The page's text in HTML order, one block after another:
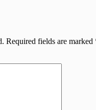
Required fields are marked